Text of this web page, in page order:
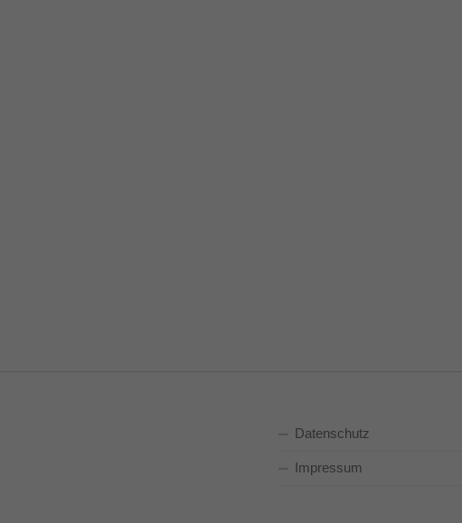
Datenschutz
Impressum